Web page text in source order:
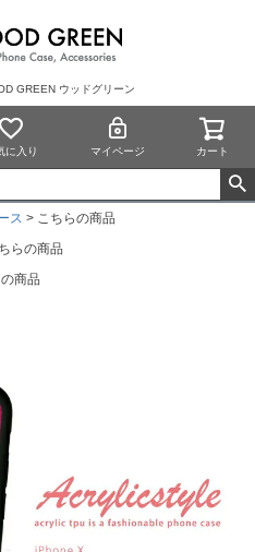
GREEN ウッドグリーン
に入り マイページ カート
ス
こちらの商品
らの商品
商品